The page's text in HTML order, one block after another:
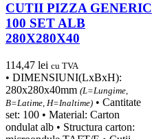
CUTII PIZZA GENERIC
100 SET ALB
280X280X40
114,47 lei cu TVA
• DIMENSIUNI(LxBxH):
280x280x40mm (L=Lungime,
B=Latime, H=Inaltime) • Cantitate
set: 100 • Material: Carton
ondulat alb • Structura carton: